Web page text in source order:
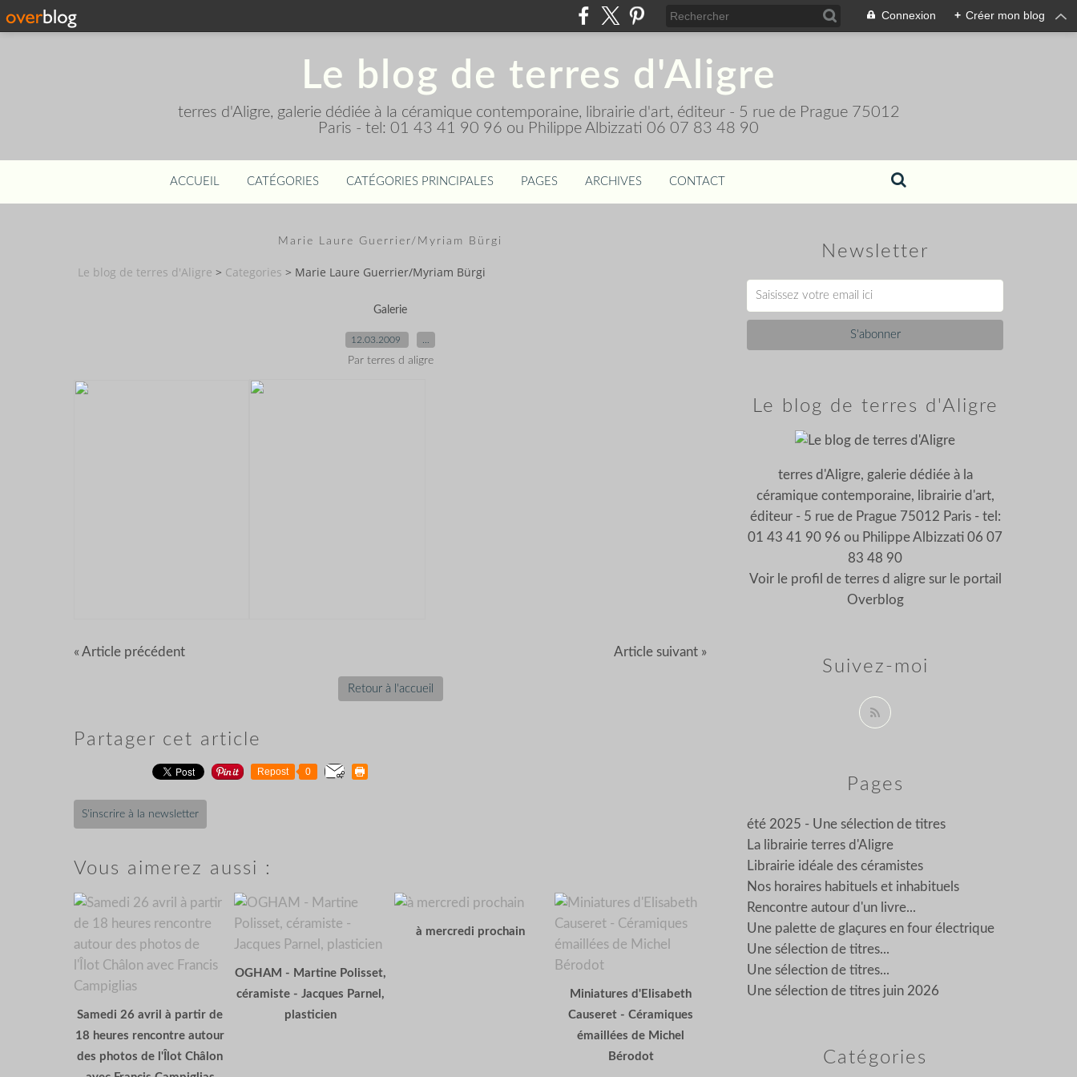
Connexion + Créer mon blog
Le blog de terres d'Aligre
terres d'Aligre, galerie dédiée à la céramique contemporaine, librairie d'art, éditeur - 5 rue de Prague 75012
Paris - tel: 01 43 41 90 96 ou Philippe Albizzati 06 07 83 48 90
ACCUEIL CATÉGORIES CATÉGORIES PRINCIPALES PAGES ARCHIVES CONTACT
Marie Laure Guerrier/Myriam Bürgi
Le blog de terres d'Aligre > Categories > Marie Laure Guerrier/Myriam Bürgi
Galerie
12.03.2009
Par terres d aligre
« Article précédent Article suivant »
Retour à l'accueil
Partager cet article
Repost 0
S'inscrire à la newsletter
Vous aimerez aussi :
Samedi 26 avril à partir de
18 heures rencontre autour
des photos de l'Îlot Châlon
OGHAM - Martine Polisset,
céramiste - Jacques Parnel,
plasticien
à mercredi prochain
Miniatures d'Elisabeth
Causeret - Céramiques
émaillées de Michel
Bérodot
Newsletter
Catégories
Pages
été 2025 - Une sélection de titres
La librairie terres d'Aligre
Librairie idéale des céramistes
Nos horaires habituels et inhabituels
Rencontre autour d'un livre...
Une palette de glaçures en four électrique
Une sélection de titres...
Une sélection de titres...
Une sélection de titres juin 2026
Le blog de terres d'Aligre
terres d'Aligre, galerie dédiée à la
céramique contemporaine, librairie d'art,
éditeur - 5 rue de Prague 75012 Paris - tel:
01 43 41 90 96 ou Philippe Albizzati 06 07
83 48 90
Voir le profil de terres d aligresur le portail
Overblog
Suivez-moi